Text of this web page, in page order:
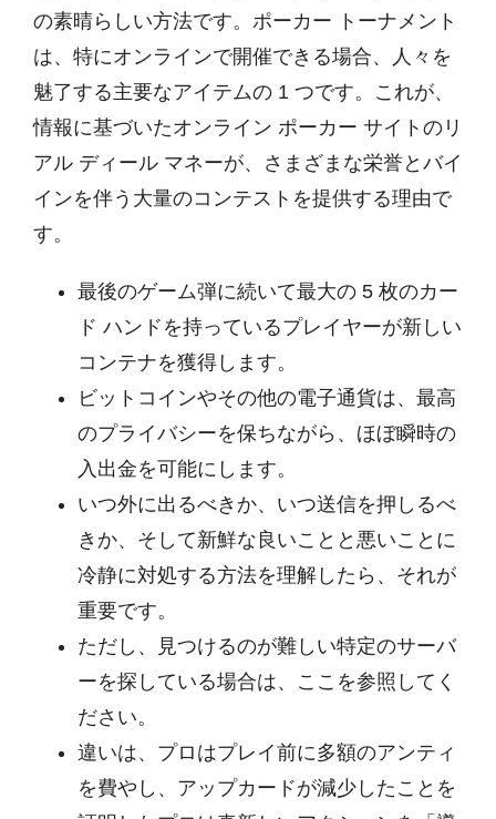
の素晴らしい方法です。ポーカー トーナメント
は、特にオンラインで開催できる場合、人々を
魅了する主要なアイテムの 1 つです。これが、
情報に基づいたオンライン ポーカー サイトのリ
アル ディール マネーが、さまざまな栄誉とバイ
インを伴う大量のコンテストを提供する理由で
す。
最後のゲーム弾に続いて最大の 5 枚のカー
ド ハンドを持っているプレイヤーが新しい
コンテナを獲得します。
ビットコインやその他の電子通貨は、最高
のプライバシーを保ちながら、ほぼ瞬時の
入出金を可能にします。
いつ外に出るべきか、いつ送信を押しるべ
きか、そして新鮮な良いことと悪いことに
冷静に対処する方法を理解したら、それが
重要です。
ただし、見つけるのが難しい特定のサーバ
ーを探している場合は、ここを参照してく
ださい。
違いは、プロはプレイ前に多額のアンティ
を費やし、アップカードが減少したことを